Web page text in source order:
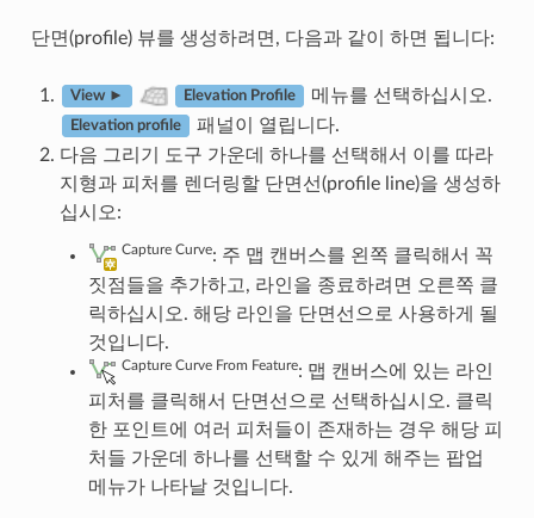
단면(profile) 뷰를 생성하려면, 다음과 같이 하면 됩니다:
View ► Elevation Profile 메뉴를 선택하십시오.
Elevation profile
패널이 열립니다.
다음 그리기 도구 가운데 하나를 선택해서 이를 따라
지형과 피처를 렌더링할 단면선(profile line)을 생성하
십시오:
Capture Curve: 주 맵 캔버스를 왼쪽 클릭해서 꼭
짓점들을 추가하고, 라인을 종료하려면 오른쪽 클
릭하십시오. 해당 라인을 단면선으로 사용하게 될
것입니다.
Capture Curve From Feature: 맵 캔버스에 있는 라인
피처를 클릭해서 단면선으로 선택하십시오. 클릭
한 포인트에 여러 피처들이 존재하는 경우 해당 피
처들 가운데 하나를 선택할 수 있게 해주는 팝업
메뉴가 나타날 것입니다.